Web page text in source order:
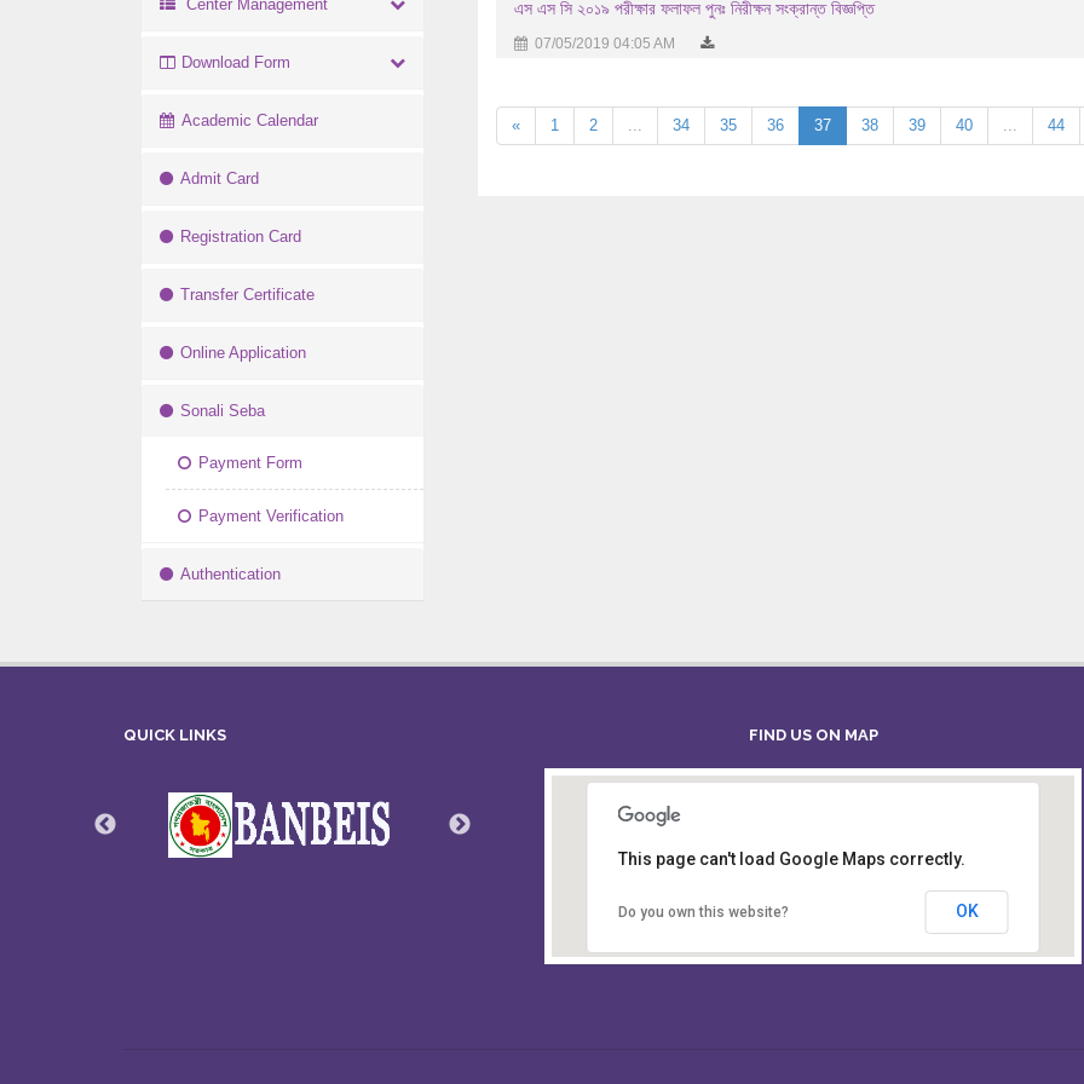
Center Management
Download Form
Academic Calendar
Admit Card
Registration Card
Transfer Certificate
Online Application
Sonali Seba
Payment Form
Payment Verification
Authentication
এস এস সি ২০১৯ পরীক্ষার ফলাফল পুনঃ নিরীক্ষন সংক্রান্ত বিজ্ঞপ্তি
07/05/2019 04:05 AM
« 1 2 ... 34 35 36 37 38 39 40 ... 44
QUICK LINKS FIND US ON MAP
This page can't load Google Maps correctly.
Do you own this website? OK